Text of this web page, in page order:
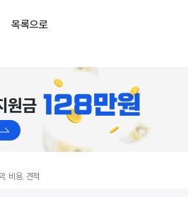
목록으로
, 비용, 견적